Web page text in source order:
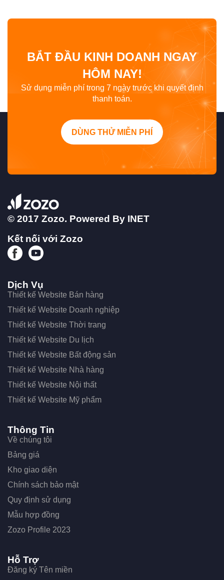
BẮT ĐẦU KINH DOANH NGAY
HÔM NAY!
Sử dụng miễn phí trong 7 ngày trước khi quyết định
thanh toán.
DÙNG THỬ MIỄN PHÍ
© 2017 Zozo. Powered By INET
Kết nối với Zozo
Dịch Vụ
Thiết kế Website Bán hàng
Thiết kế Website Doanh nghiệp
Thiết kế Website Thời trang
Thiết kế Website Du lịch
Thiết kế Website Bất động sản
Thiết kế Website Nhà hàng
Thiết kế Website Nội thất
Thiết kế Website Mỹ phẩm
Thông Tin
Về chúng tôi
Bảng giá
Kho giao diện
Chính sách bảo mật
Quy định sử dụng
Mẫu hợp đồng
Zozo Profile 2023
Hỗ Trợ
Đăng ký Tên miền